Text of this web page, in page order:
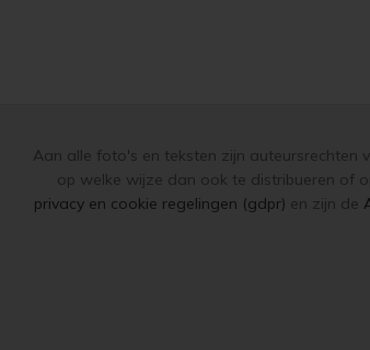
Aan alle foto's en teksten zijn auteursrechten
op welke wijze dan ook te distribueren of
privacy en cookie regelingen (gdpr) en zijn de